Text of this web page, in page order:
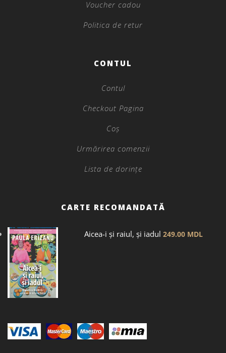
Voucher cadou
Politica de retur
CONTUL
Contul
Checkout Pagina
Coș
Urmărirea comenzii
Lista de dorințe
CARTE RECOMANDATĂ
Aicea-i și raiul, și iadul 249.00 MDL